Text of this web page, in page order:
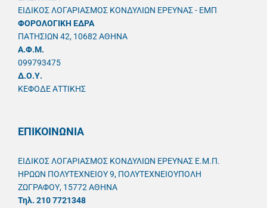
ΕΙΔΙΚΟΣ ΛΟΓΑΡΙΑΣΜΟΣ ΚΟΝΔΥΛΙΩΝ ΕΡΕΥΝΑΣ - ΕΜΠ
ΦΟΡΟΛΟΓΙΚΗ ΕΔΡΑ
ΠΑΤΗΣΙΩΝ 42, 10682 ΑΘΗΝΑ
A.Φ.Μ.
099793475
Δ.Ο.Υ.
ΚΕΦΟΔΕ ΑΤΤΙΚΗΣ
ΕΠΙΚΟΙΝΩΝΙΑ
ΕΙΔΙΚΟΣ ΛΟΓΑΡΙΑΣΜΟΣ ΚΟΝΔΥΛΙΩΝ ΕΡΕΥΝΑΣ Ε.Μ.Π.
ΗΡΩΩΝ ΠΟΛΥΤΕΧΝΕΙΟΥ 9, ΠΟΛΥΤΕΧΝΕΙΟΥΠΟΛΗ
ΖΩΓΡΑΦΟΥ, 15772 ΑΘΗΝΑ
Τηλ. 210 7721348